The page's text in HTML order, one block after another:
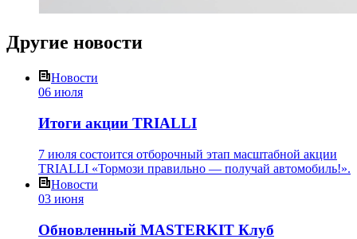
Другие новости
Новости
06 июля
Итоги акции TRIALLI
7 июля состоится отборочный этап масштабной акции
TRIALLI «Тормози правильно — получай автомобиль!».
Новости
03 июня
Обновленный MASTERKIT Клуб